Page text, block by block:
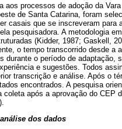
aos processos de adoção da
de Santa Catarina, foram
casais que se inscreveram
pesquisadora. A metodologia
(Kidder, 1987; Gaskell,
o tempo transcorrido desde a
durante o período de adaptação,
e sugestões. Todos
transcrição e análise. Após o
encontrados. A pesquisa
coleta após a aprovação do CEP
dos dados